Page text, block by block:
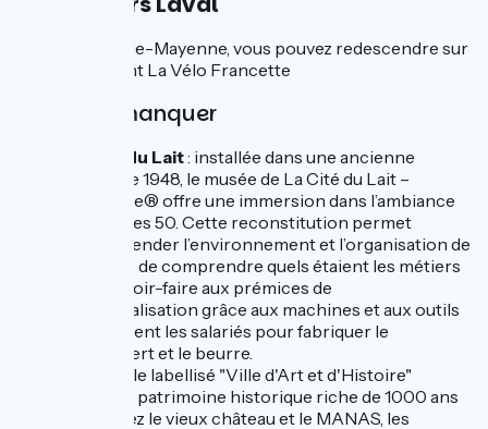
À Saint-Jean-de-Mayenne, vous pouvez redescendre sur
Laval en suivant La Vélo Francette
À ne pas manquer
La Cité du Lait: installée dans une ancienne
laiterie de 1948, le musée de La Cité du Lait –
Lactopôle® offre une immersion dans l’ambiance
des années 50. Cette reconstitution permet
d’appréhender l’environnement et l’organisation de
la laiterie, de comprendre quels étaient les métiers
et les savoir-faire aux prémices de
l’industrialisation grâce aux machines et aux outils
qu'utilisaient les salariés pour fabriquer le
camembert et le beurre.
ville labellisé "Ville d'Art et d'Histoire"
pour son patrimoine historique riche de 1000 ans
découvrez le vieux château et le MANAS, les